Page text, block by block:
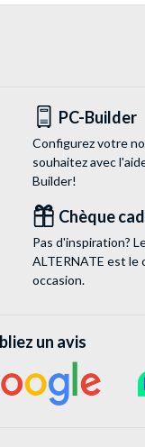
PC-Builder
Configurez votre
souhaitez avec
Builder!
Chèque
Pas d'inspiration?
ALTERNATE est le
occasion.
un avis